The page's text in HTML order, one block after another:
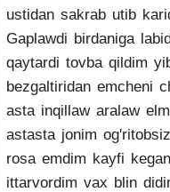
ustidan sakrab utib
Gaplawdi birdaniga
qaytardi tovba qildim
bezgaltiridan emcheni
asta inqillaw aralaw
astasta jonim
rosa emdim kayfi
ittarvordim vax blin